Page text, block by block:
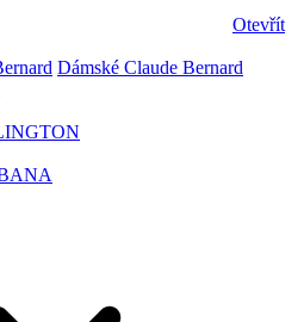
Otevřít
Dámské Claude Bernard